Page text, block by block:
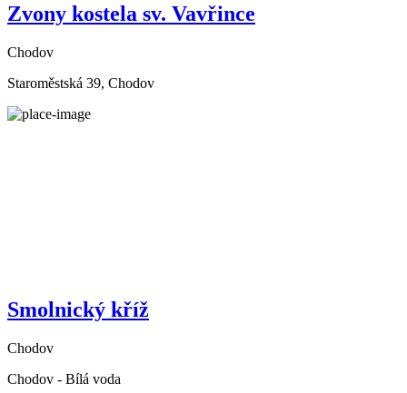
Zvony kostela sv. Vavřince
Chodov
Staroměstská 39, Chodov
Smolnický kříž
Chodov
Chodov - Bílá voda